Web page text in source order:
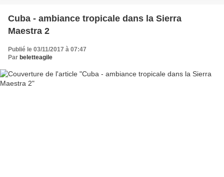
Cuba - ambiance tropicale dans la Sierra
Maestra 2
Publié le 03/11/2017 à 07:47
Par beletteagile